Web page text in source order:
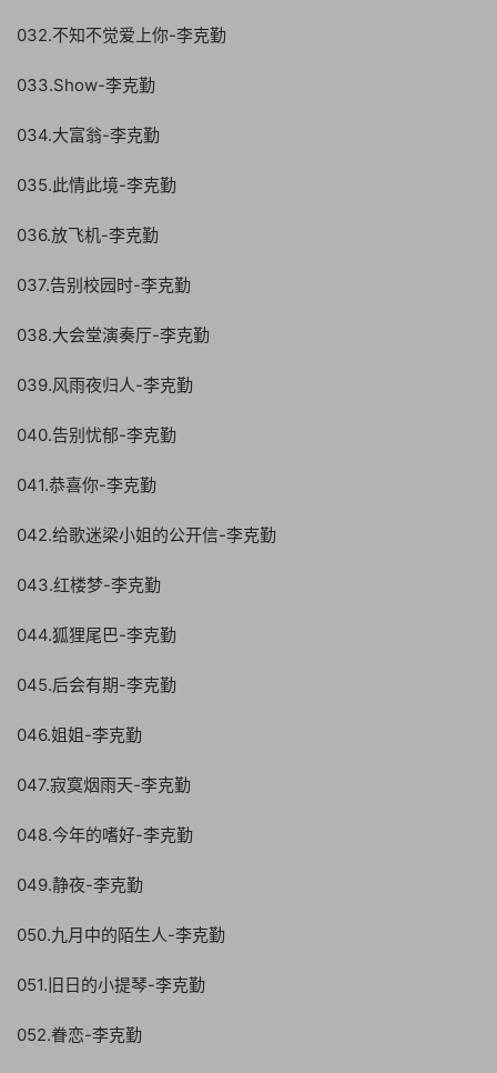
032.不知不觉爱上你-李克勤
033.Show-李克勤
034.大富翁-李克勤
035.此情此境-李克勤
036.放飞机-李克勤
037.告别校园时-李克勤
038.大会堂演奏厅-李克勤
039.风雨夜归人-李克勤
040.告别忧郁-李克勤
041.恭喜你-李克勤
042.给歌迷梁小姐的公开信-李克勤
043.红楼梦-李克勤
044.狐狸尾巴-李克勤
045.后会有期-李克勤
046.姐姐-李克勤
047.寂寞烟雨天-李克勤
048.今年的嗜好-李克勤
049.静夜-李克勤
050.九月中的陌生人-李克勤
051.旧日的小提琴-李克勤
052.眷恋-李克勤